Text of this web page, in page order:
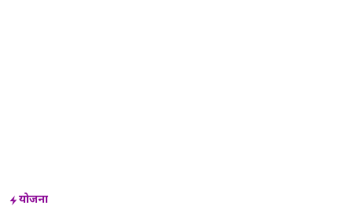
योजना